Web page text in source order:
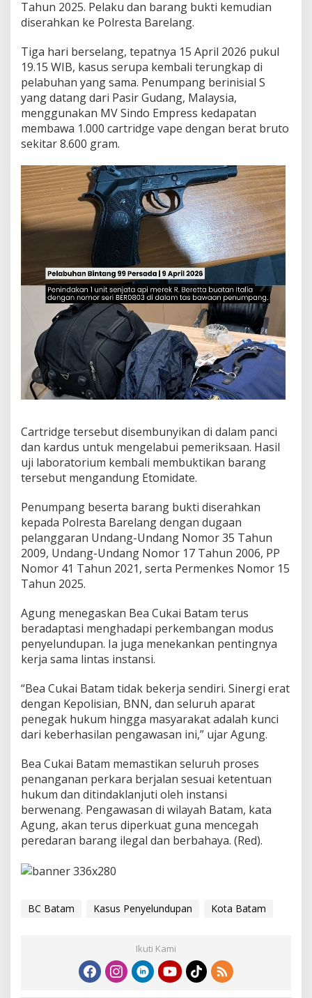
Tahun 2025. Pelaku dan barang bukti kemudian
diserahkan ke Polresta Barelang.
Tiga hari berselang, tepatnya 15 April 2026 pukul
19.15 WIB, kasus serupa kembali terungkap di
pelabuhan yang sama. Penumpang berinisial S
yang datang dari Pasir Gudang, Malaysia,
menggunakan MV Sindo Empress kedapatan
membawa 1.000 cartridge vape dengan berat bruto
sekitar 8.600 gram.
Cartridge tersebut disembunyikan di dalam panci
dan kardus untuk mengelabui pemeriksaan. Hasil
uji laboratorium kembali membuktikan barang
tersebut mengandung Etomidate.
Penumpang beserta barang bukti diserahkan
kepada Polresta Barelang dengan dugaan
pelanggaran Undang-Undang Nomor 35 Tahun
2009, Undang-Undang Nomor 17 Tahun 2006, PP
Nomor 41 Tahun 2021, serta Permenkes Nomor 15
Tahun 2025.
Agung menegaskan Bea Cukai Batam terus
beradaptasi menghadapi perkembangan modus
penyelundupan. Ia juga menekankan pentingnya
kerja sama lintas instansi.
“Bea Cukai Batam tidak bekerja sendiri. Sinergi erat
dengan Kepolisian, BNN, dan seluruh aparat
penegak hukum hingga masyarakat adalah kunci
dari keberhasilan pengawasan ini,” ujar Agung.
Bea Cukai Batam memastikan seluruh proses
penanganan perkara berjalan sesuai ketentuan
hukum dan ditindaklanjuti oleh instansi
berwenang. Pengawasan di wilayah Batam, kata
Agung, akan terus diperkuat guna mencegah
peredaran barang ilegal dan berbahaya. (Red).
BC Batam Kasus Penyelundupan Kota Batam
Ikuti Kami